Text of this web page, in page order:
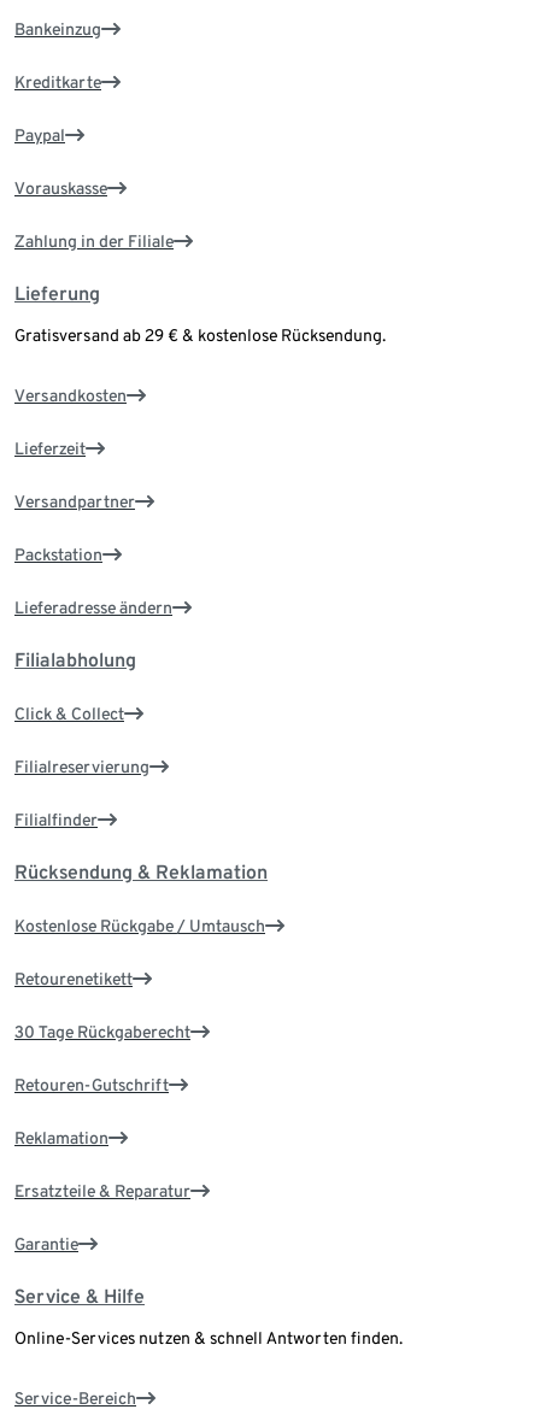
Bankeinzug
Kreditkarte
Paypal
Vorauskasse
Zahlung in der Filiale
Lieferung
Gratisversand ab 29 € & kostenlose Rücksendung.
Versandkosten
Lieferzeit
Versandpartner
Packstation
Lieferadresse ändern
Filialabholung
Click & Collect
Filialreservierung
Filialfinder
Rücksendung & Reklamation
Kostenlose Rückgabe / Umtausch
Retourenetikett
30 Tage Rückgaberecht
Retouren-Gutschrift
Reklamation
Ersatzteile & Reparatur
Garantie
Service & Hilfe
Online-Services nutzen & schnell Antworten finden.
Service-Bereich